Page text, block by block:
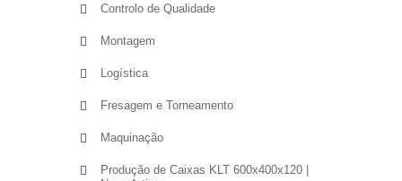
Controlo de Qualidade
Montagem
Logística
Fresagem e Torneamento
Maquinação
Produção de Caixas KLT 600x400x120 |